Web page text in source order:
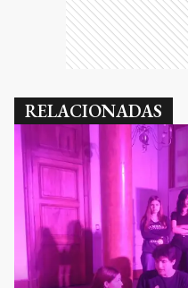
RELACIONADAS